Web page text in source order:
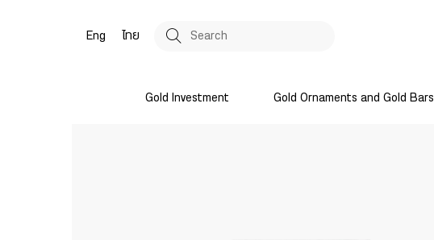
Eng ไทย
Gold Investment Gold Ornaments and Gold Bars